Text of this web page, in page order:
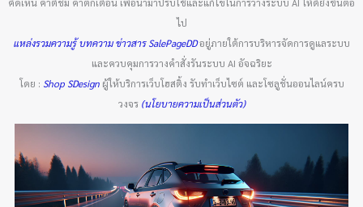
คิดเห็น คำติชม คำตักเตือน เพื่อนำมาปรับใช้และแก้ไขในการวางระบบ AI ให้ดียิ่งขึ้นต่อ
ไป
แหล่งรวมความรู้ บทความ ข่าวสาร SalePageDDอยู่ภายใต้การบริหารจัดการดูแลระบบ
และควบคุมการวางคำสั่งรันระบบ AI อัจฉริยะ
โดย : Shop SDesign ผู้ให้บริการเว็บโฮสติ้ง รับทำเว็บไซต์ และโซลูชั่นออนไลน์ครบ
วงจร(นโยบายความเป็นส่วนตัว)